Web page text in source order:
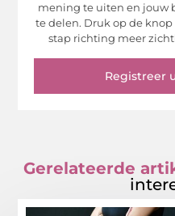
mening te uiten en jouw
te delen. Druk op de knop
stap richting meer
Registreer
Gerelateerde